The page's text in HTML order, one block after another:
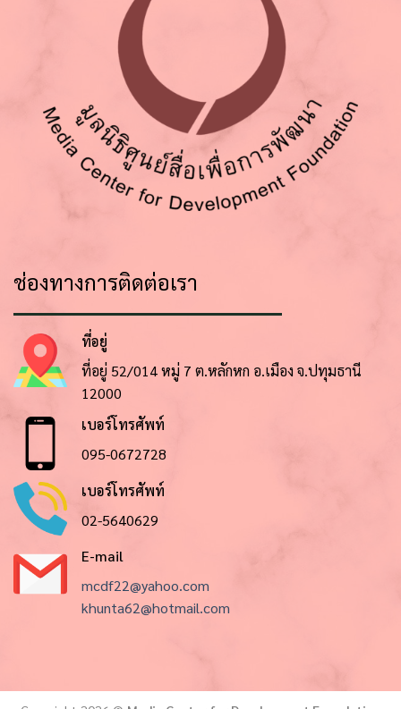
ช่องทางการติดต่อเรา
ที่อยู่
ที่อยู่ 52/014 หมู่ 7 ต.หลักหก อ.เมือง จ.ปทุมธานี
12000
เบอร์โทรศัพท์
095-0672728
เบอร์โทรศัพท์
02-5640629
E-mail
mcdf22@yahoo.com
khunta62@hotmail.com